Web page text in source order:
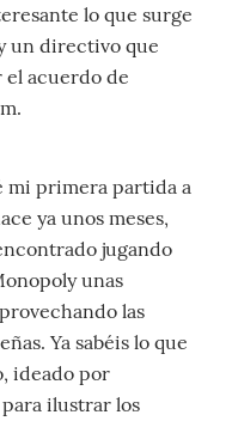
lo que surge
un directivo que
el acuerdo de
mi primera partida a
ya unos meses,
jugando
unas
las
Ya sabéis lo que
ideado por
ilustrar los